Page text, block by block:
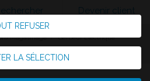
Devenir client
Magasinage
Gerbeur Électrique
REFUSER
LA SÉLECTION